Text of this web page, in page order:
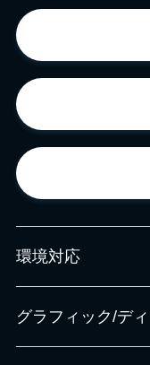
環境対応
グラフィック/デ